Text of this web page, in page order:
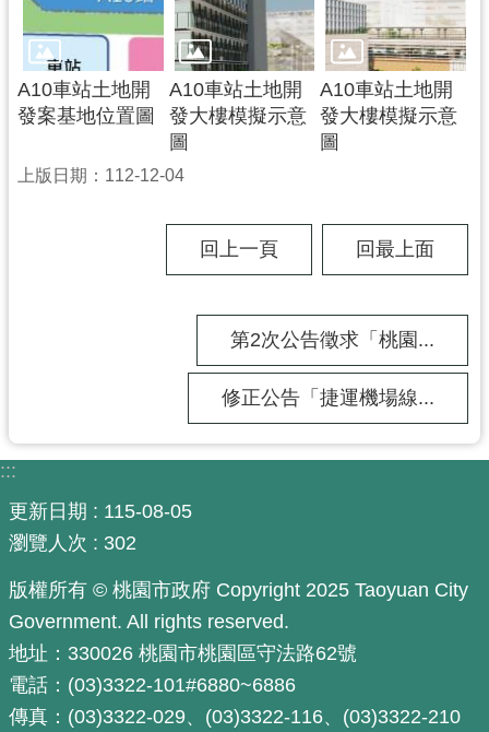
策
網
站
全
政
放
告
市
官
方
L
I
N
E
A10車站土地開
發案基地位置圖
A10車站土地開
發大樓模擬示意
圖
A10車站土地開
發大樓模擬示意
圖
上版日期：112-12-04
回上一頁 回最上面
第2次公告徵求「桃園...
修正公告「捷運機場線...
:::
更新日期
115-08-05
瀏覽人次
302
版權所有 © 桃園市政府 Copyright 2025 Taoyuan City
Government. All rights reserved.
地址：330026 桃園市桃園區守法路62號
電話：(03)3322-101#6880~6886
傳真：(03)3322-029、(03)3322-116、(03)3322-210